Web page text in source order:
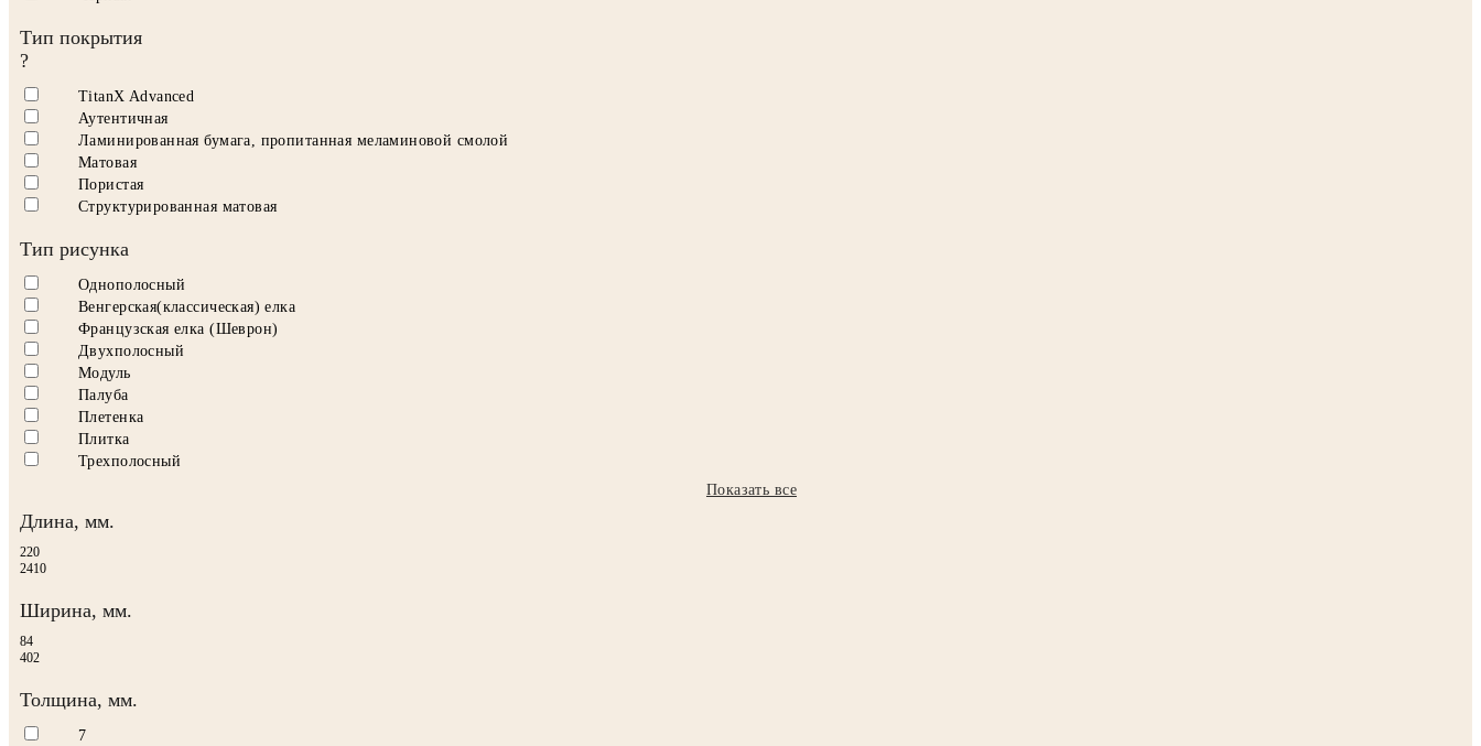
Тип покрытия
?
TitanX Advanced
Аутентичная
Ламинированная бумага, пропитанная меламиновой смолой
Матовая
Пористая
Структурированная матовая
Тип рисунка
Однополосный
Венгерская(классическая) елка
Французская елка (Шеврон)
Двухполосный
Модуль
Палуба
Плетенка
Плитка
Трехполосный
Показать все
Длина, мм.
220
2410
Ширина, мм.
84
402
Толщина, мм.
7